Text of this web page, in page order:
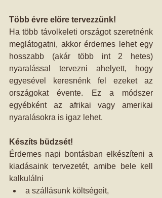
Több évre előre tervezzünk!
Ha több távolkeleti országot szeretnénk
meglátogatni, akkor érdemes lehet egy
hosszabb (akár több int 2 hetes)
nyaralással tervezni ahelyett, hogy
egyesével keresnénk fel ezeket az
országokat évente. Ez a módszer
egyébként az afrikai vagy amerikai
nyaralásokra is igaz lehet.
Készíts büdzsét!
Érdemes napi bontásban elkészíteni a
kiadásaink tervezetét, amibe bele kell
kalkulálni
a szállásunk költségeit,